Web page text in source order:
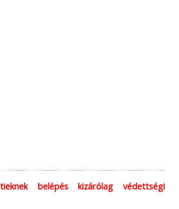
belépés kizárólag védettségi